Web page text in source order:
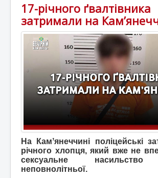
17-річного ґвалтівника
затримали на
На Камʼянеччині поліцейські
річного хлопця, який вже не
сексуальне насильство
неповнолітньої.